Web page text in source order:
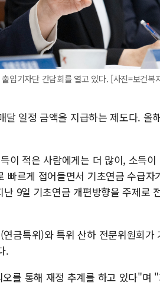
입기자단 간담회를 열고 있다. [사진=보건복
일정 금액을 지급하는 제도다. 올
이 적은 사람에게는 더 많이, 소득이
빠르게 접어들면서 기초연금 수급자
9일 기초연금 개편방향을 주제로
금특위)와 특위 산하 전문위원회가
.
를 통해 재정 추계를 하고 있다"며